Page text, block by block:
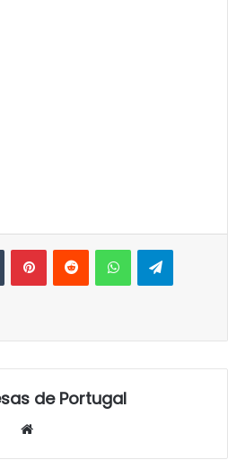
TumblrPinterestReddit WhatsApp
de Portugal